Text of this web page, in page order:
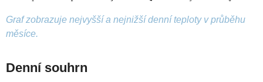
Graf zobrazuje nejvyšší a nejnižší denní teploty v průběhu
měsíce.
Denní souhrn